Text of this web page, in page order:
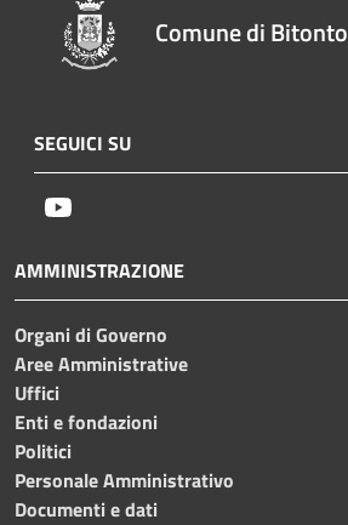
Comune di Bitonto
SEGUICI SU
AMMINISTRAZIONE
Organi di Governo
Aree Amministrative
Uffici
Enti e fondazioni
Politici
Personale Amministrativo
Documenti e dati